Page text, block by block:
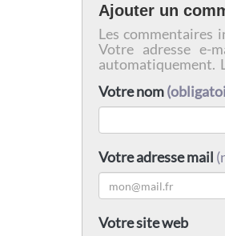
Ajouter un
Les commentaires
Votre adresse e-
automatiquement.
Votre nom
Votre adresse mail
Votre site web